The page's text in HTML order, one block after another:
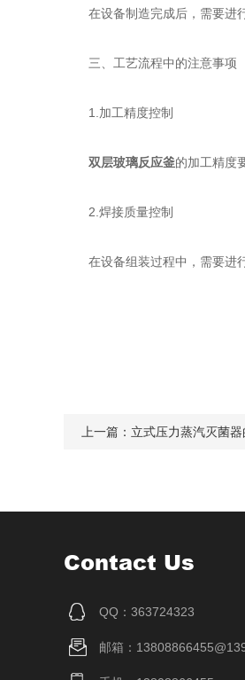
在设备制造完成后，需要进行
三、工艺流程中的注意事项
1.加工精度控制
双层玻璃反应釜的加工精度
2.焊接质量控制
在设备组装过程中，需要进行
上一篇： 立式压力蒸汽灭菌
Contact Us
QQ：363724323
邮箱：